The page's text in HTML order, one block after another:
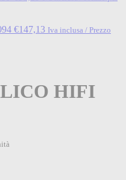
€147,13 Iva inclusa / Prezzo
HIFI